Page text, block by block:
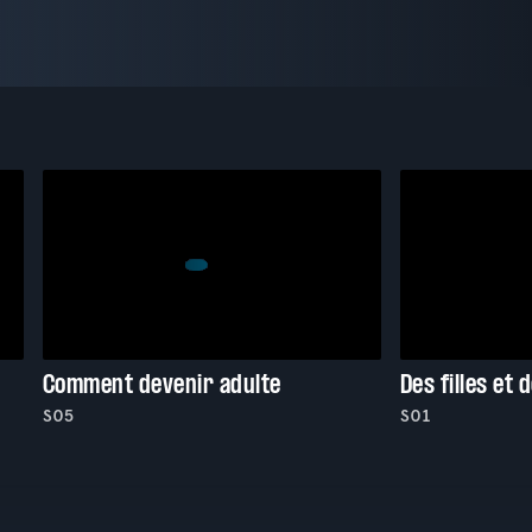
Comment devenir adulte
S05
Des filles et
S01